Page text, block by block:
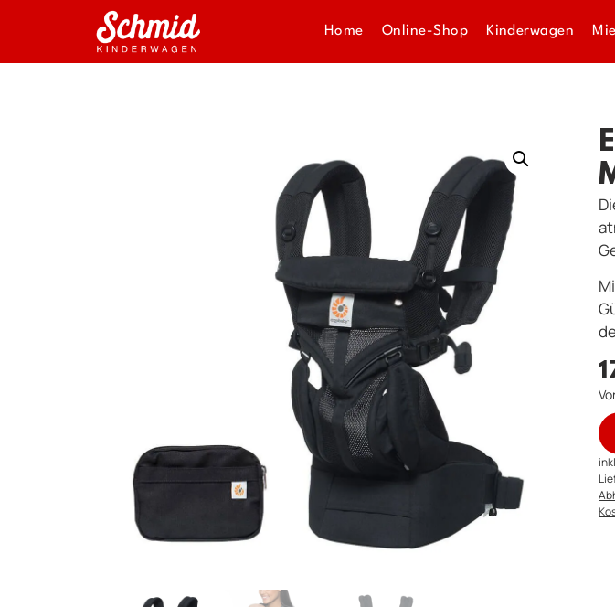
Home Online-Shop Kinderwagen